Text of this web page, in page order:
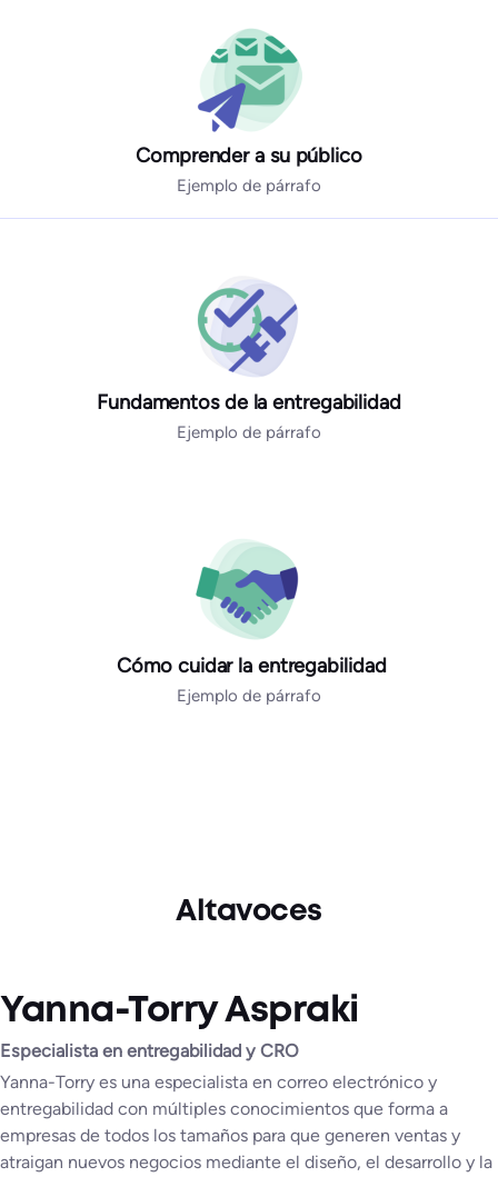
Comprender a su público
Ejemplo de párrafo
Fundamentos de la entregabilidad
Ejemplo de párrafo
Cómo cuidar la entregabilidad
Ejemplo de párrafo
Altavoces
Yanna-Torry Aspraki
Especialista en entregabilidad y CRO
Yanna-Torry es una especialista en correo electrónico y
entregabilidad con múltiples conocimientos que forma a
empresas de todos los tamaños para que generen ventas y
atraigan nuevos negocios mediante el diseño, el desarrollo y la